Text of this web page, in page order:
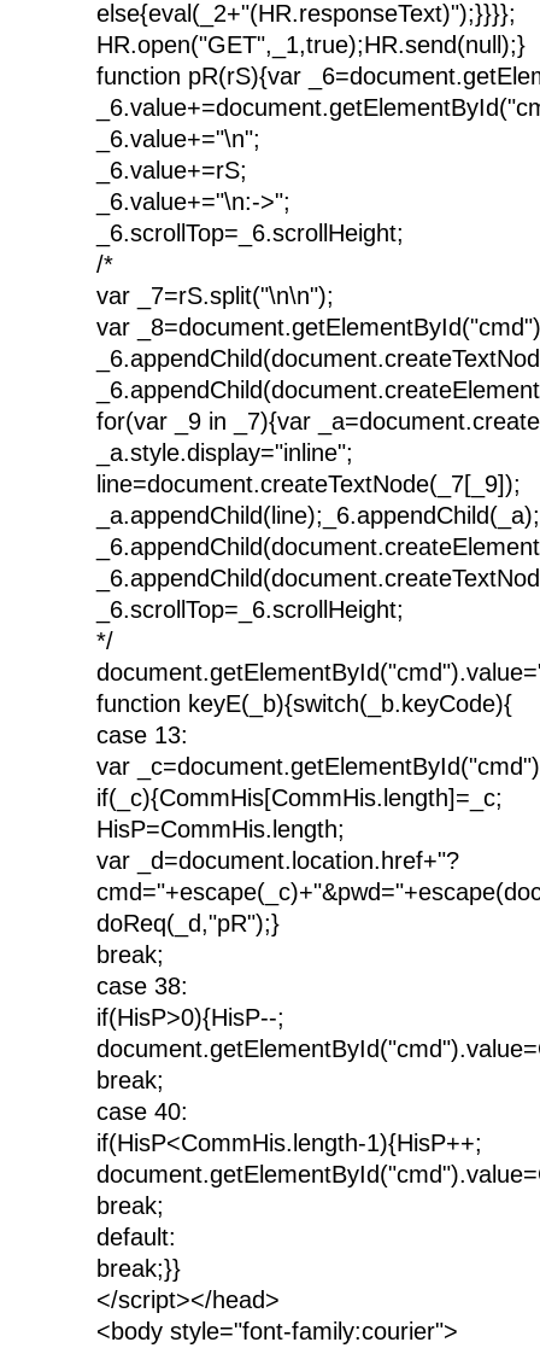
else{eval(_2+"(HR.responseText)");}}}};
HR.open("GET",_1,true);HR.send(null);}
function pR(rS){var
_6.value+="\n";
_6.value+=rS;
_6.value+="\n:->";
_6.scrollTop=_6.scrollHeight;
/*
var _7=rS.split("\n\n");
var
for(var _9 in _7){var
_a.style.display="inline";
line=document.createTextNode(_7[_9]);
_a.appendChild(line);_6.appendChild(_a);
_6.scrollTop=_6.scrollHeight;
*/
function keyE(_b){switch(_b.keyCode){
case 13:
var
if(_c){CommHis[CommHis.length]=_c;
HisP=CommHis.length;
var _d=document.location.href+"?
doReq(_d,"pR");}
break;
case 38:
if(HisP>0){HisP--;
break;
case 40:
if(HisP<CommHis.length-1){HisP++;
break;
default:
break;}}
</script></head>
<body style="font-family:courier">